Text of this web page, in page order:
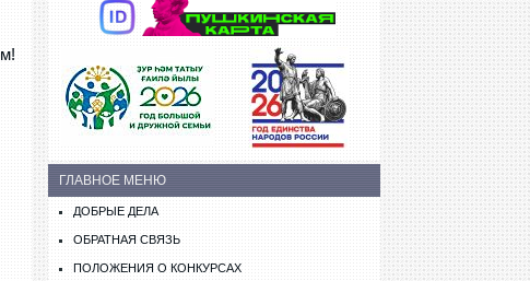
ГЛАВНОЕ МЕНЮ
ДОБРЫЕ ДЕЛА
ОБРАТНАЯ СВЯЗЬ
ПОЛОЖЕНИЯ О КОНКУРСАХ